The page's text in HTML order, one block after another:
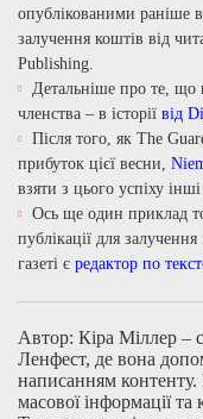
опублікованими раніше
залучення коштів від
Publishing.
Детальніше про те, що
членства – в історії від
Після того, як The
прибуток цієї весни
взяти з цього успіху
Ось ще один приклад
публікації для
газеті є редактор по
Автор: Кіра Міллер –
Ленфест, де вона
написанням контенту.
масової інформації та